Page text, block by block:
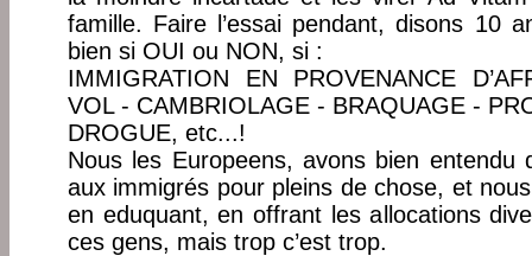
famille. Faire l’essai pendant, disons 10
bien si OUI ou NON, si :
IMMIGRATION EN PROVENANCE
VOL - CAMBRIOLAGE - BRAQUAGE -
DROGUE, etc...!
Nous les Europeens, avons bien entendu
aux immigrés pour pleins de chose, et
en eduquant, en offrant les allocations
ces gens, mais trop c’est trop.